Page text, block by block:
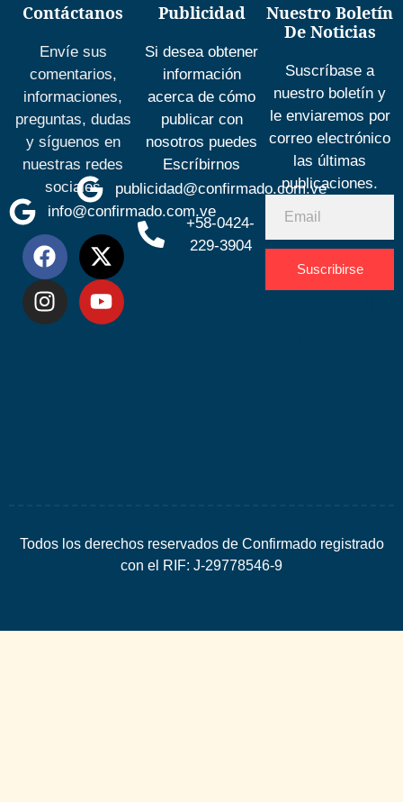
Contáctanos
Envíe sus
comentarios,
informaciones,
preguntas, dudas
y síguenos en
nuestras redes
sociales
info@confirmado.com.ve
Publicidad
Si desea obtener
información
acerca de cómo
publicar con
nosotros puedes
Escríbirnos
publicidad@confirmado.com.ve
+58-0424-
229-3904
Nuestro Boletín
De Noticias
Suscríbase a
nuestro boletín y
le enviaremos por
correo electrónico
las últimas
publicaciones.
Suscribirse
Todos los derechos reservados de Confirmado registrado
con el RIF: J-29778546-9